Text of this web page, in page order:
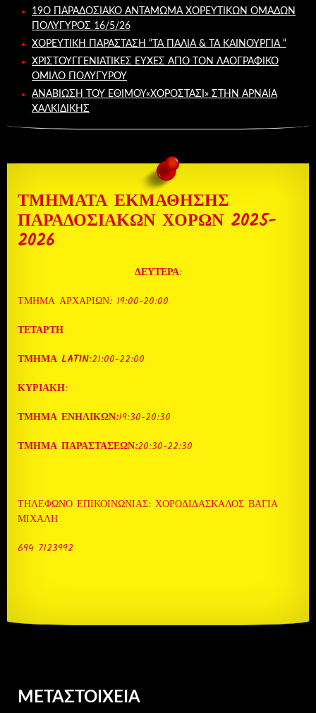
19Ο ΠΑΡΑΔΟΣΙΑΚΌ ΑΝΤΆΜΩΜΑ ΧΟΡΕΥΤΙΚΏΝ ΟΜΆΔΩΝ
ΠΟΛΎΓΥΡΟΣ 16/5/26
ΧΟΡΕΥΤΙΚΉ ΠΑΡΆΣΤΑΣΗ “ΤΑ ΠΑΛΙΆ & ΤΑ ΚΑΙΝΟΎΡΓΙΑ “
ΧΡΙΣΤΟΥΓΓΕΝΙΑΤΙΚΕΣ ΕΥΧΕΣ ΑΠΟ ΤΟΝ ΛΑΟΓΡΑΦΙΚΌ
ΌΜΙΛΟ ΠΟΛΥΓΎΡΟΥ
ΑΝΑΒΙΩΣΗ ΤΟΥ ΕΘΙΜΟΥ«ΧΟΡΟΣΤΆΣΙ» ΣΤΗΝ ΑΡΝΑΙΑ
ΧΑΛΚΙΔΙΚΗΣ
ΤΜΗΜΑΤΑ ΕΚΜΑΘΗΣΗΣ
ΠΑΡΑΔΟΣΙΑΚΩΝ ΧΟΡΩΝ 2025-
2026
ΔΕΥΤΕΡΑ:
ΤΜΗΜΑ ΑΡΧΑΡΙΩΝ: 19:00-20:00
ΤΕΤΑΡΤΗ
ΤΜΗΜΑ LATIN:21:00-22:00
ΚΥΡΙΑΚΗ:
ΤΜΗΜΑ ΕΝΗΛΙΚΩΝ:19:30-20:30
ΤΜΗΜΑ ΠΑΡΑΣΤΑΣΕΩΝ:20:30-22:30
ΤΗΛΈΦΩΝΟ ΕΠΙΚΟΙΝΩΝΊΑΣ: ΧΟΡΟΔΙΔΑΣΚΑΛΟΣ ΒΆΓΙΑ
ΜΙΧΆΛΗ
694 7123992
ΜΕΤΑΣΤΟΙΧΕΊΑ